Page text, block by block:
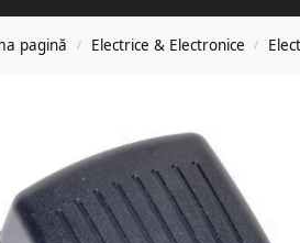
pagină / Electrice & Electronice /